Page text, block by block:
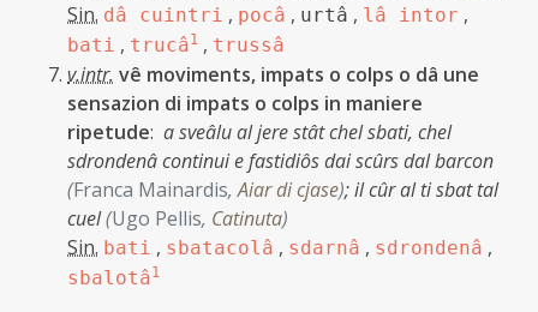
Sin. dâ cuintri , pocâ , urtâ , lâ intor ,
bati , trucâ1 , trussâ
v.intr. vê moviments, impats o colps o dâ une
sensazion di impats o colps in maniere
ripetude: a sveâlu al jere stât chel sbati, chel
sdrondenâ continui e fastidiôs dai scûrs dal barcon
(Franca Mainardis,Aiar di cjase);il cûr al ti sbat tal
cuel(Ugo Pellis, Catinuta)
Sin. bati , sbatacolâ , sdarnâ , sdrondenâ ,
sbalotâ1